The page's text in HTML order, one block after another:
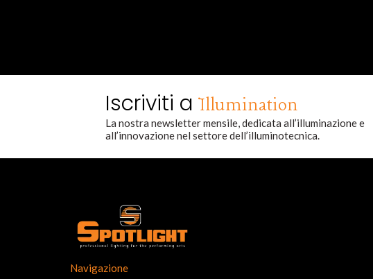
Iscriviti a Illumination
La nostra newsletter mensile, dedicata all’illuminazione e
all’innovazione nel settore dell’illuminotecnica.
Navigazione